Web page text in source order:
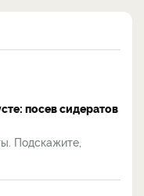
посев сидератов
Подскажите,